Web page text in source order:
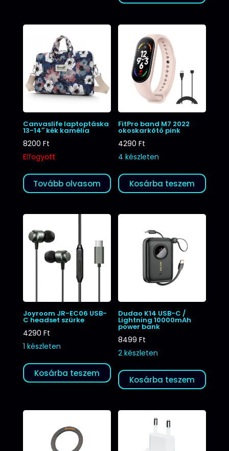
Canvaslife laptoptáska
13-14″ kék kamélia
8200 Ft
Elfogyott
Tovább olvasom
FitPro band M7 2022
okoskarkötő pink
4290Ft
4 készleten
Kosárba teszem
Joyroom JR-EC06 USB-
C headset szürke
4290 Ft
1 készleten
Kosárba teszem
Dudao K14 USB-C /
Lightning 10000mAh
power bank
8499Ft
2 készleten
Kosárba teszem